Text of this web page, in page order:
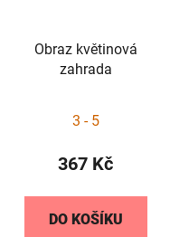
Obraz květinová
zahrada
3 - 5
367 Kč
DO KOŠÍKU